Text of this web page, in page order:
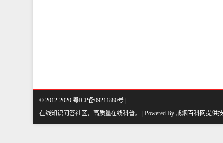
© 2012-2020 粤ICP备09211880号 |
在线知识问答社区，高质量在线科普。 | Powered By 戒烟百科网提供